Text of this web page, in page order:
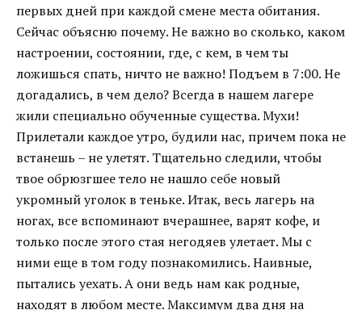
первых дней при каждой смене места обитания.
Сейчас объясню почему. Не важно во сколько, каком
настроении, состоянии, где, с кем, в чем ты
ложишься спать, ничто не важно! Подъем в 7:00. Не
догадались, в чем дело? Всегда в нашем лагере
жили специально обученные существа. Мухи!
Прилетали каждое утро, будили нас, причем пока не
встанешь – не улетят. Тщательно следили, чтобы
твое обрюзгшее тело не нашло себе новый
укромный уголок в теньке. Итак, весь лагерь на
ногах, все вспоминают вчерашнее, варят кофе, и
только после этого стая негодяев улетает. Мы с
ними еще в том году познакомились. Наивные,
пытались уехать. А они ведь нам как родные,
находят в любом месте. Максимум два дня на